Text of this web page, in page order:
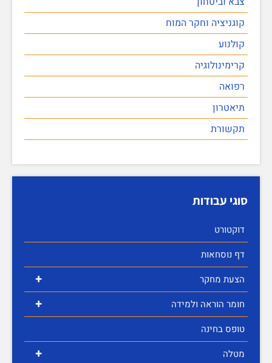
קוגניציה וחקר המוח
קולנוע
קרימינולוגיה
רפואה
תיאטרון
תקשורת
סוגי עבודות
דוקטורט
דף נוסחאות
+ הצעת מחקר
+
חומר הוראה ולמידה
טופס בחינה
+ מטלה